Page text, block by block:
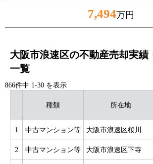
7,494万円
大阪市浪速区の不動産売却実績
一覧
866件中 1-30 を表示
種類 所在地
1 中古マンション等 大阪市浪速区桜川
2 中古マンション等 大阪市浪速区下寺